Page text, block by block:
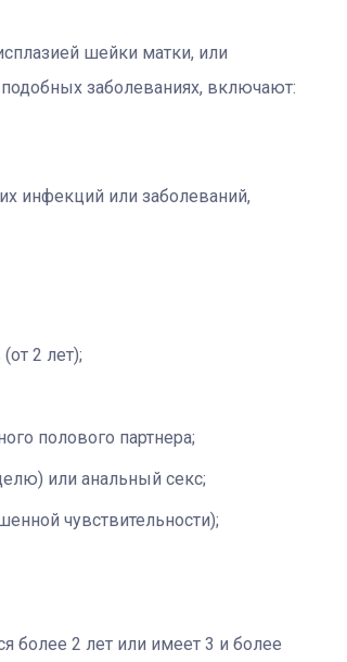
шейки матки, или
заболеваниях, включают:
инфекций или заболеваний,
2 лет);
полового партнера;
или анальный секс;
чувствительности);
более 2 лет или имеет 3 и более